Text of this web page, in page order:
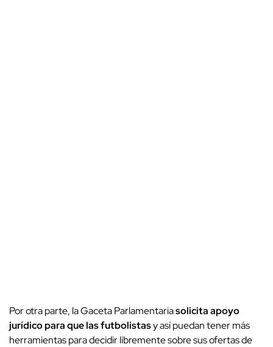
Por otra parte, la Gaceta Parlamentariasolicita apoyo
jurídico para que las futbolistasy así puedan tener más
herramientas para decidir libremente sobre sus ofertas de